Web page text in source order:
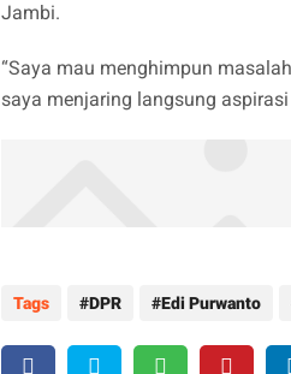
Jambi.
“Saya mau menghimpun
saya menjaring langsung
Tags DPR Edi Purwanto